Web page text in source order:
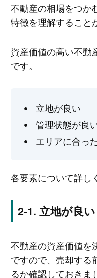
不動産の相場をつか
特徴を理解すること
資産価値の高い不動
です。
立地が良い
管理状態が良
エリアに合っ
各要素について詳し
立地が良い
不動産の資産価値を
ですので、売却する
るか確認しておきま